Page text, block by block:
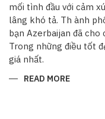
mối tình đầu với cảm
lâng khó tả. Th ành
bạn Azerbaijan đã
Trong những điều tốt
giá nhất.
READ MORE